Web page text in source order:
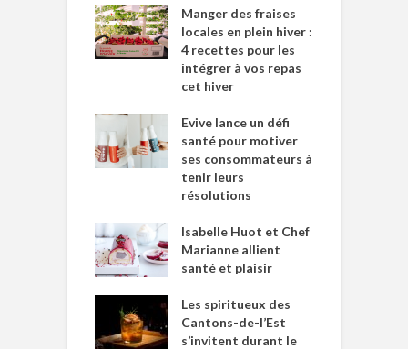
Manger des fraises
locales en plein hiver :
4 recettes pour les
intégrer à vos repas
cet hiver
Evive lance un défi
santé pour motiver
ses consommateurs à
tenir leurs
résolutions
Isabelle Huot et Chef
Marianne allient
santé et plaisir
Les spiritueux des
Cantons-de-l’Est
s’invitent durant le